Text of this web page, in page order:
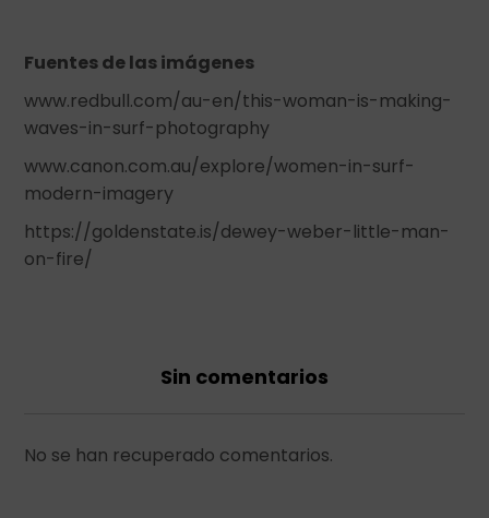
Fuentes de las imágenes
www.redbull.com/au-en/this-woman-is-making-
waves-in-surf-photography
www.canon.com.au/explore/women-in-surf-
modern-imagery
https://goldenstate.is/dewey-weber-little-man-
on-fire/
Sin comentarios
No se han recuperado comentarios.